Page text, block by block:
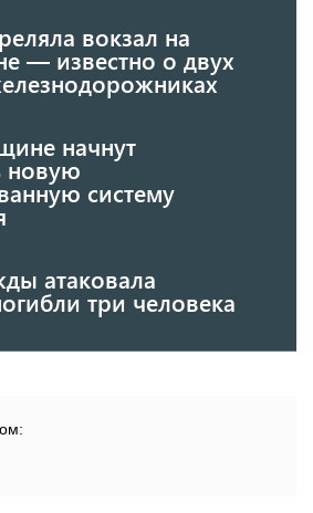
вокзал на
— известно о двух
начнут
новую
систему
атаковала
три человека